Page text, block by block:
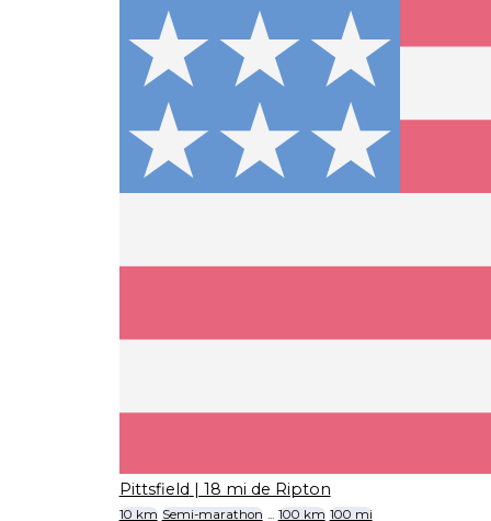
Pittsfield | 18 mi de Ripton
10 km Semi-marathon 100 km 100 mi